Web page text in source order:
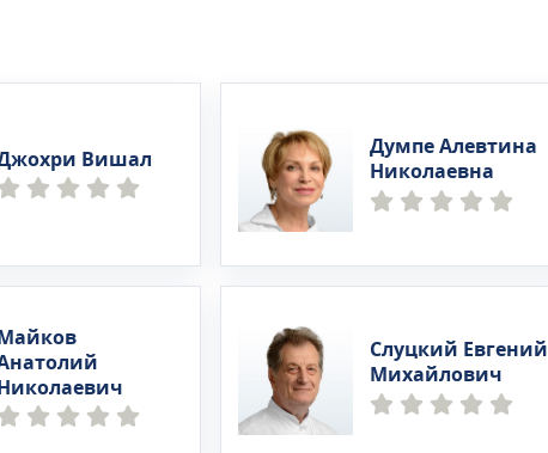
т. ч. ведение беременности), оформление справок и
Вишал
Думпе Алевтина
Николаевна
Слуцкий Евгений
Михайлович